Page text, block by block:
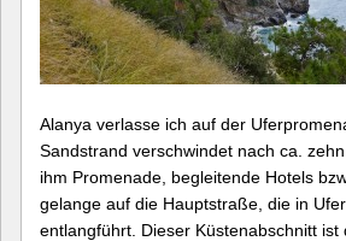
Alanya verlasse ich auf der
Sandstrand verschwindet nach ca.
ihm Promenade, begleitende Hotels
gelange auf die Hauptstraße, die in
entlangführt. Dieser Küstenabschnitt ist